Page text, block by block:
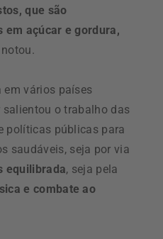
que são
em açúcar e gordura,
notou.
em vários países
o trabalho das
políticas públicas para
saudáveis, seja por via
equilibrada, seja pela
e combate ao